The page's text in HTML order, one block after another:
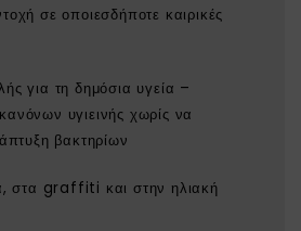
σε οποιεσδήποτε καιρικές
για τη δημόσια υγεία –
υγιεινής χωρίς να
βακτηρίων
στα graffiti και στην ηλιακή